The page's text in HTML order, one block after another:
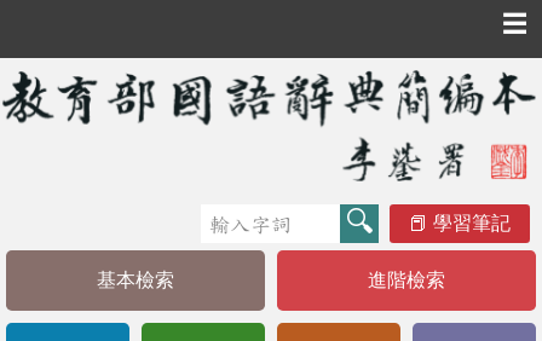
☰
學習筆記
基本檢索 進階檢索